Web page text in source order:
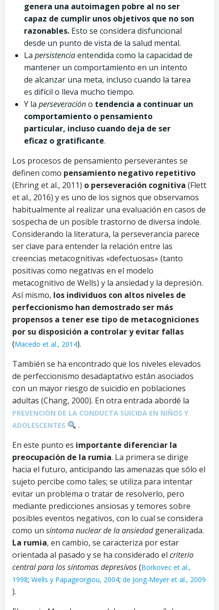
genera una autoimagen pobre al no ser
capaz de cumplir unos objetivos que no son
razonables. Esto se considera disfuncional
desde un punto de vista de la salud mental.
La persistenciaentendida como la capacidad de
mantener un comportamiento en un intento
de alcanzar una meta, incluso cuando la tarea
es difícil o lleva mucho tiempo.
Y la perseveracióno tendencia a continuar un
comportamiento o pensamiento
particular, incluso cuando deja de ser
eficaz o gratificante.
Los procesos de pensamiento perseverantes se
definen como pensamiento negativo repetitivo
(Ehring et al., 2011) o perseveración cognitiva (Flett
et al., 2016) y es uno de los signos que observamos
habitualmente al realizar una evaluación en casos de
sospecha de un posible trastorno de diversa índole.
Considerando la literatura, la perseverancia parece
ser clave para entender la relación entre las
creencias metacognitivas «defectuosas» (tanto
positivas como negativas en el modelo
metacognitivo de Wells) y la ansiedad y la depresión.
Así mismo, los individuos con altos niveles de
perfeccionismo han demostrado ser más
propensos a tener ese tipo de metacogniciones
por su disposición a controlar y evitar fallas
(Macedo et al., 2014).
También se ha encontrado que los niveles elevados
de perfeccionismo desadaptativo están asociados
con un mayor riesgo de suicidio en poblaciones
adultas (Chang, 2000). En otra entrada abordé la
PREVENCIÓN DE LA CONDUCTA SUICIDA EN NIÑOS Y
ADOLESCENTES
.
En este punto es importante diferenciar la
preocupación de la rumia. La primera se dirige
hacia el futuro, anticipando las amenazas que sólo el
sujeto percibe como tales; se utiliza para intentar
evitar un problema o tratar de resolverlo, pero
mediante predicciones ansiosas y temores sobre
posibles eventos negativos, con lo cual se considera
como un síntoma nuclear de la ansiedadgeneralizada.
La rumia, en cambio, se caracteriza por estar
orientada al pasado y se ha considerado el criterio
central para los síntomas depresivos(Borkovec et al.,
1998; Wells y Papageorgiou, 2004; de Jong-Meyer et al., 2009
).